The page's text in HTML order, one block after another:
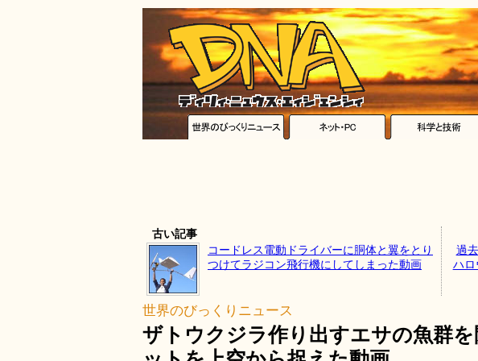
古い記事
コードレス電動ドライバーに胴体と翼をとり
つけてラジコン飛行機にしてしまった動画
過
ハロ
世界のびっくりニュース
ザトウクジラ作り出すエサの魚群